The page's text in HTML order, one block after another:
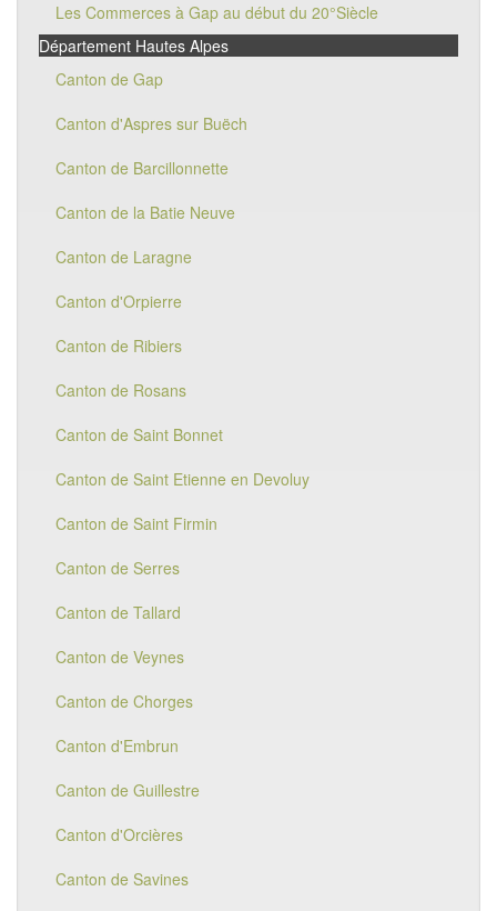
Les Commerces à Gap au début du 20°Siècle
Département Hautes Alpes
Canton de Gap
Canton d'Aspres sur Buëch
Canton de Barcillonnette
Canton de la Batie Neuve
Canton de Laragne
Canton d'Orpierre
Canton de Ribiers
Canton de Rosans
Canton de Saint Bonnet
Canton de Saint Etienne en Devoluy
Canton de Saint Firmin
Canton de Serres
Canton de Tallard
Canton de Veynes
Canton de Chorges
Canton d'Embrun
Canton de Guillestre
Canton d'Orcières
Canton de Savines